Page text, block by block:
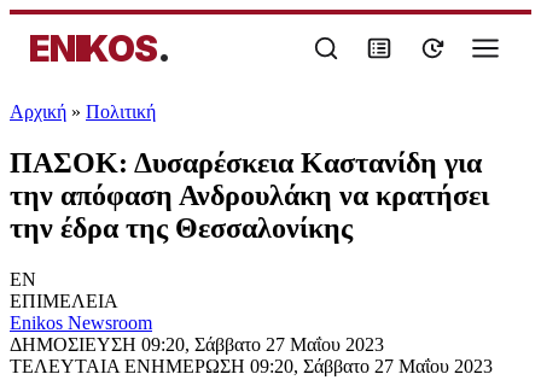
ENIKOS.
Αρχική » Πολιτική
ΠΑΣΟΚ: Δυσαρέσκεια Καστανίδη για
την απόφαση Ανδρουλάκη να κρατήσει
την έδρα της Θεσσαλονίκης
EN
ΕΠΙΜΕΛΕΙΑ
Enikos Newsroom
ΔΗΜΟΣΙΕΥΣΗ 09:20, Σάββατο 27 Μαΐου 2023
ΤΕΛΕΥΤΑΙΑ ΕΝΗΜΕΡΩΣΗ 09:20, Σάββατο 27 Μαΐου 2023